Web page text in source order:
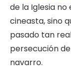
de la Iglesia
cineasta, sino
pasado tan
persecución
navarro.